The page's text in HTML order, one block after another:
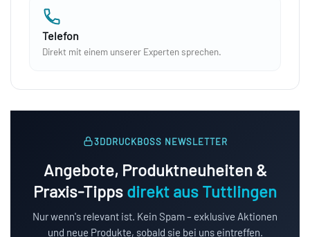
Telefon
Direkt mit einem unserer Experten sprechen.
3DDRUCKBOSS NEWSLETTER
Angebote, Produktneuheiten &
Praxis-Tipps direkt aus Tuttlingen
Nur wenn's relevant ist. Kein Spam – exklusive Aktionen
und neue Produkte, sobald sie bei uns eintreffen.